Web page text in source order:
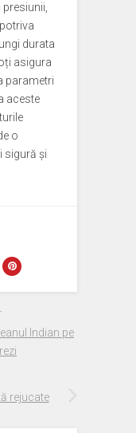
durata
asigura
parametri
aceste
o
sigură și
Indian pe
rejucate